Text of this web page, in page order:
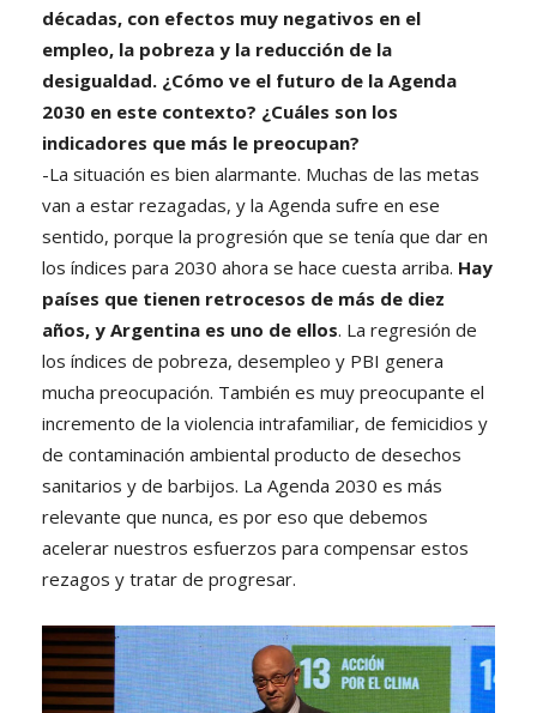
décadas, con efectos muy negativos en el
empleo, la pobreza y la reducción de la
desigualdad. ¿Cómo ve el futuro de la Agenda
2030 en este contexto? ¿Cuáles son los
indicadores que más le preocupan?
-La situación es bien alarmante. Muchas de las metas
van a estar rezagadas, y la Agenda sufre en ese
sentido, porque la progresión que se tenía que dar en
los índices para 2030 ahora se hace cuesta arriba. Hay
países que tienen retrocesos de más de diez
años, y Argentina es uno de ellos. La regresión de
los índices de pobreza, desempleo y PBI genera
mucha preocupación. También es muy preocupante el
incremento de la violencia intrafamiliar, de femicidios y
de contaminación ambiental producto de desechos
sanitarios y de barbijos. La Agenda 2030 es más
relevante que nunca, es por eso que debemos
acelerar nuestros esfuerzos para compensar estos
rezagos y tratar de progresar.